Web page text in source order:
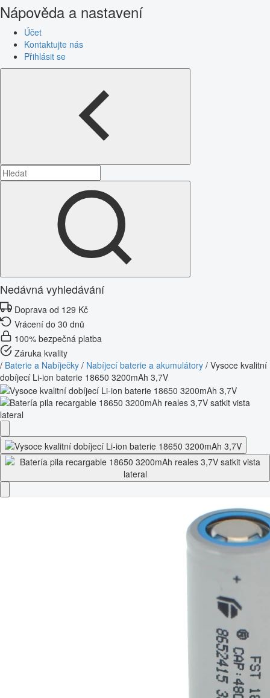
Nápověda a nastavení
Účet
Kontaktujte nás
Přihlásit se
Nedávná vyhledávání
Doprava od 129 Kč
Vrácení do 30 dnů
100% bezpečná platba
Záruka kvality
/ Baterie a Nabíječky / Nabíjecí baterie a akumulátory / Vysoce kvalitní
dobíjecí Li-ion baterie 18650 3200mAh 3,7V